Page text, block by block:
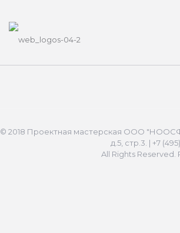
© 2018 Проектная мастерская ООО
д.5, стр.3. | +7
All Rights